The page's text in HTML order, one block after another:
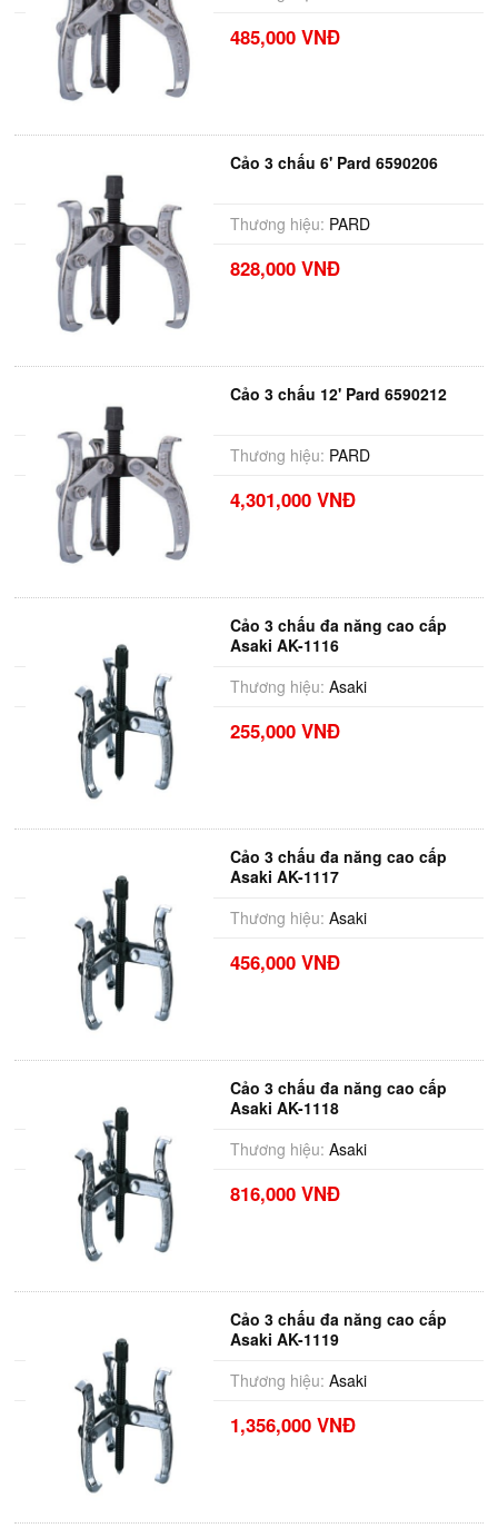
485,000 VNĐ
Cảo 3 chấu 6' Pard 6590206
Thương hiệu: PARD
828,000 VNĐ
Cảo 3 chấu 12' Pard 6590212
Thương hiệu: PARD
4,301,000 VNĐ
Cảo 3 chấu đa năng cao cấp
Asaki AK-1116
Thương hiệu: Asaki
255,000 VNĐ
Cảo 3 chấu đa năng cao cấp
Asaki AK-1117
Thương hiệu: Asaki
456,000 VNĐ
Cảo 3 chấu đa năng cao cấp
Asaki AK-1118
Thương hiệu: Asaki
816,000 VNĐ
Cảo 3 chấu đa năng cao cấp
Asaki AK-1119
Thương hiệu: Asaki
1,356,000 VNĐ